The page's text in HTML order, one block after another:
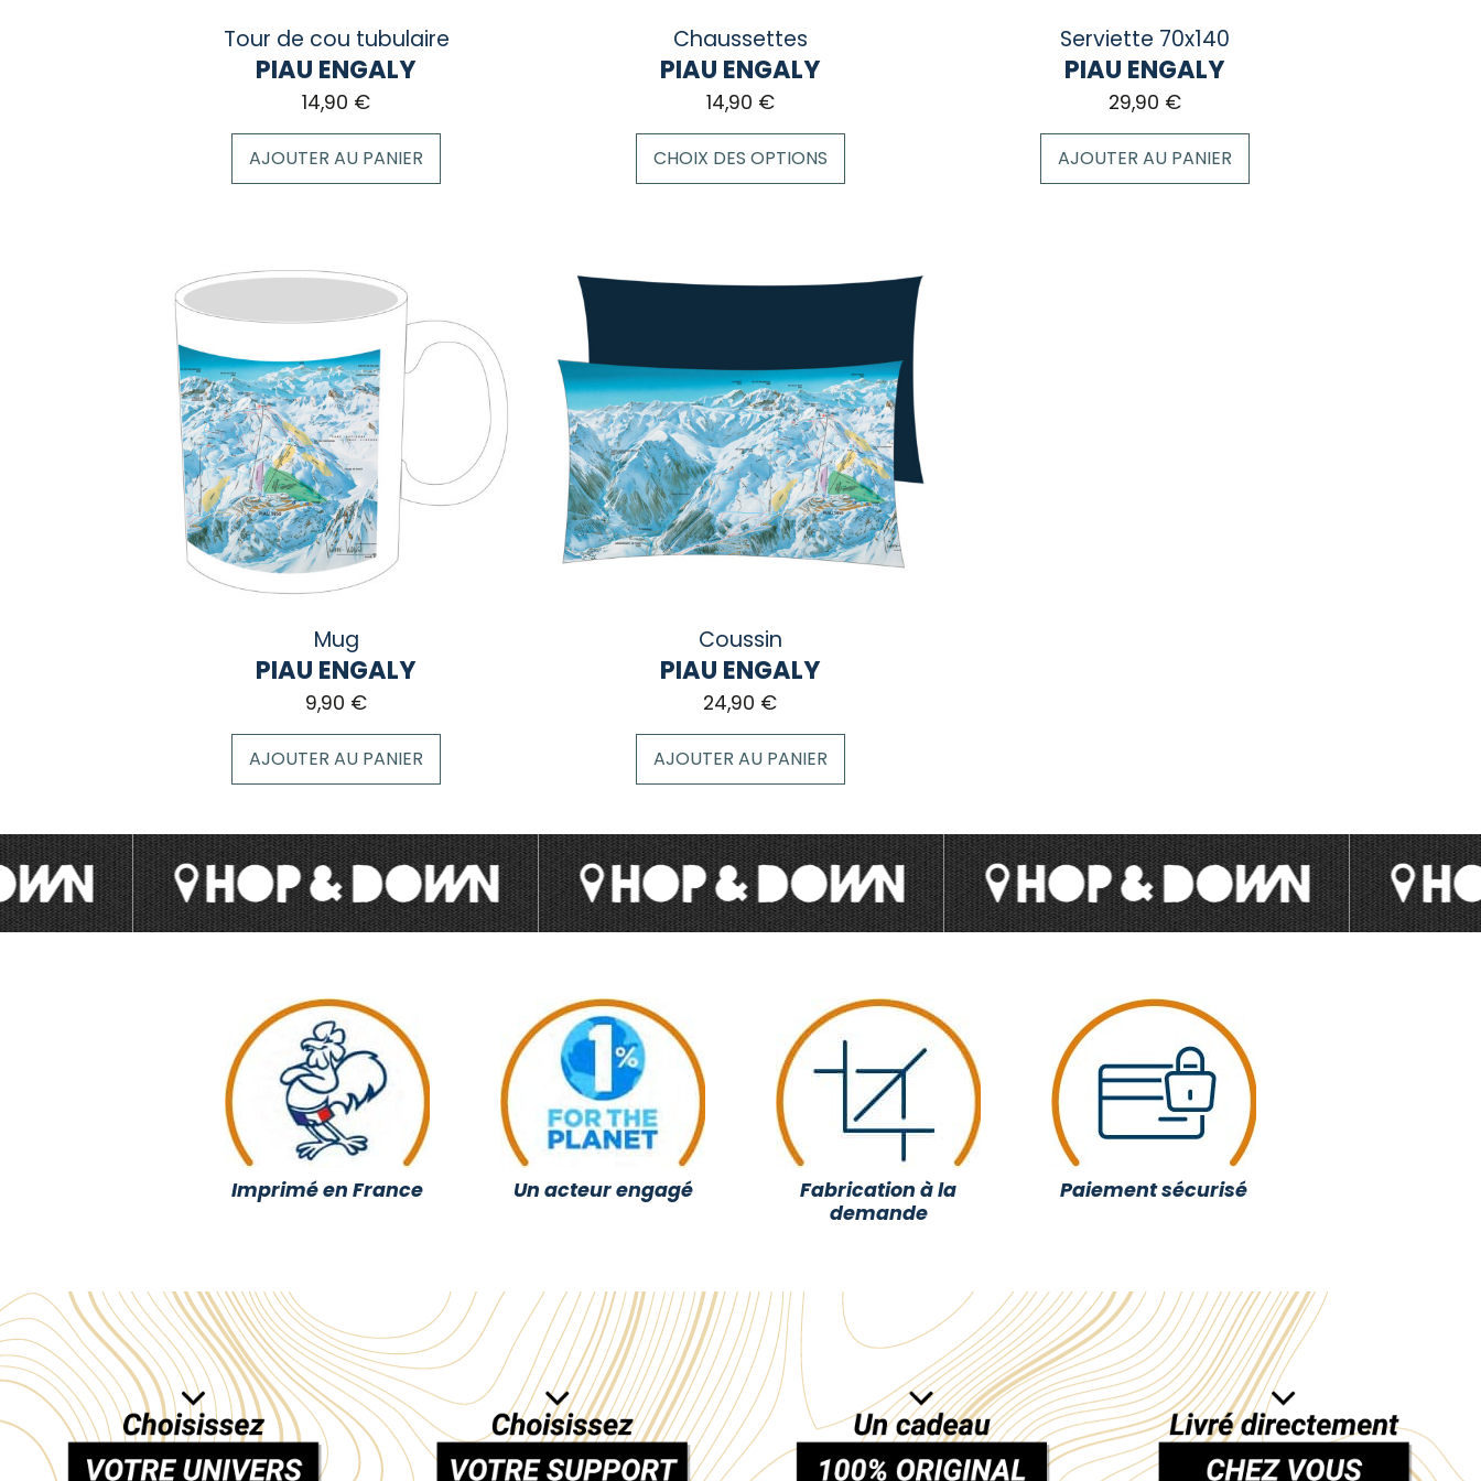
Tour de cou tubulaire
PIAU ENGALY
14,90 €
AJOUTER AU PANIER
Chaussettes
PIAU ENGALY
14,90 €
CHOIX DES OPTIONS
plusieurs
variations.
options
peuvent
être
choisies
sur
page
du
Serviette 70x140
PIAU ENGALY
29,90 €
AJOUTER AU PANIER
Mug
PIAU ENGALY
9,90 €
AJOUTER AU PANIER
Coussin
PIAU ENGALY
24,90 €
AJOUTER AU PANIER
Imprimé en France Un acteur engagé
Fabrication à la
demande
Paiement sécurisé